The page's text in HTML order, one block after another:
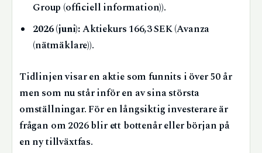
Group (officiell information)).
2026 (juni):Aktiekurs 166,3 SEK (Avanza
(nätmäklare)).
Tidlinjen visar en aktie som funnits i över 50 år
men som nu står inför en av sina största
omställningar. För en långsiktig investerare är
frågan om 2026 blir ett bottenår eller början på
en ny tillväxtfas.